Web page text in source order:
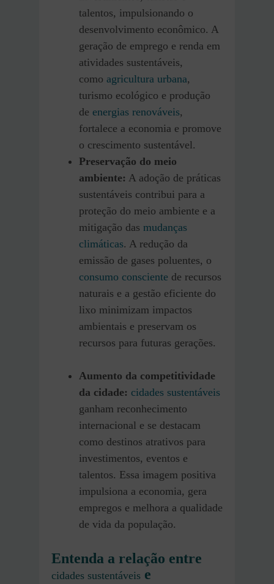
talentos, impulsionando o
desenvolvimento econômico. A
geração de emprego e renda em
atividades sustentáveis,
como agricultura urbana,
turismo ecológico e produção
de energias renováveis,
fortalece a economia e promove
o crescimento sustentável.
Preservação do meio
ambiente: A adoção de práticas
sustentáveis contribui para a
proteção do meio ambiente e a
mitigação das mudanças
climáticas. A redução da
emissão de gases poluentes, o
consumo consciente de recursos
naturais e a gestão eficiente do
lixo minimizam impactos
ambientais e preservam os
recursos para futuras gerações.
Aumento da competitividade
da cidade: cidades sustentáveis
ganham reconhecimento
internacional e se destacam
como destinos atrativos para
investimentos, eventos e
talentos. Essa imagem positiva
impulsiona a economia, gera
empregos e melhora a qualidade
de vida da população.
Entenda a relação entre
cidades sustentáveis e